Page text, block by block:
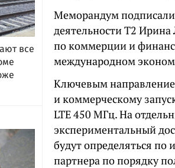
все
Меморандум подписали
деятельности Т2 Ирина
по коммерции и
международном
Ключевым
и коммерческому
LTE 450 МГц. На
экспериментальный
будут определяться по
партнера по порядку